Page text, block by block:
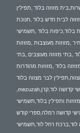
מזוזה בלוד ,תפילין
לבית חדש בלוד ,חנוכת
בלוד,כיפות בלוד ,תשמישי
,מזוזות מעוצבות ,מזוזות
,בתי מזוזה מעוצבים ,בתי
בלוד ,מזוזות מהודרות
לבר מצווה בלוד
,mezuzah,פרשיות תפילין,שמע ישראל תפילין,בתי תפילין,תשמישי קדושה לוד,קרן
ותפילין בלוד,תשמישי
קדושה רמלה,ספרי קודש
לוד,ברכת רחל לוד,תשמישי